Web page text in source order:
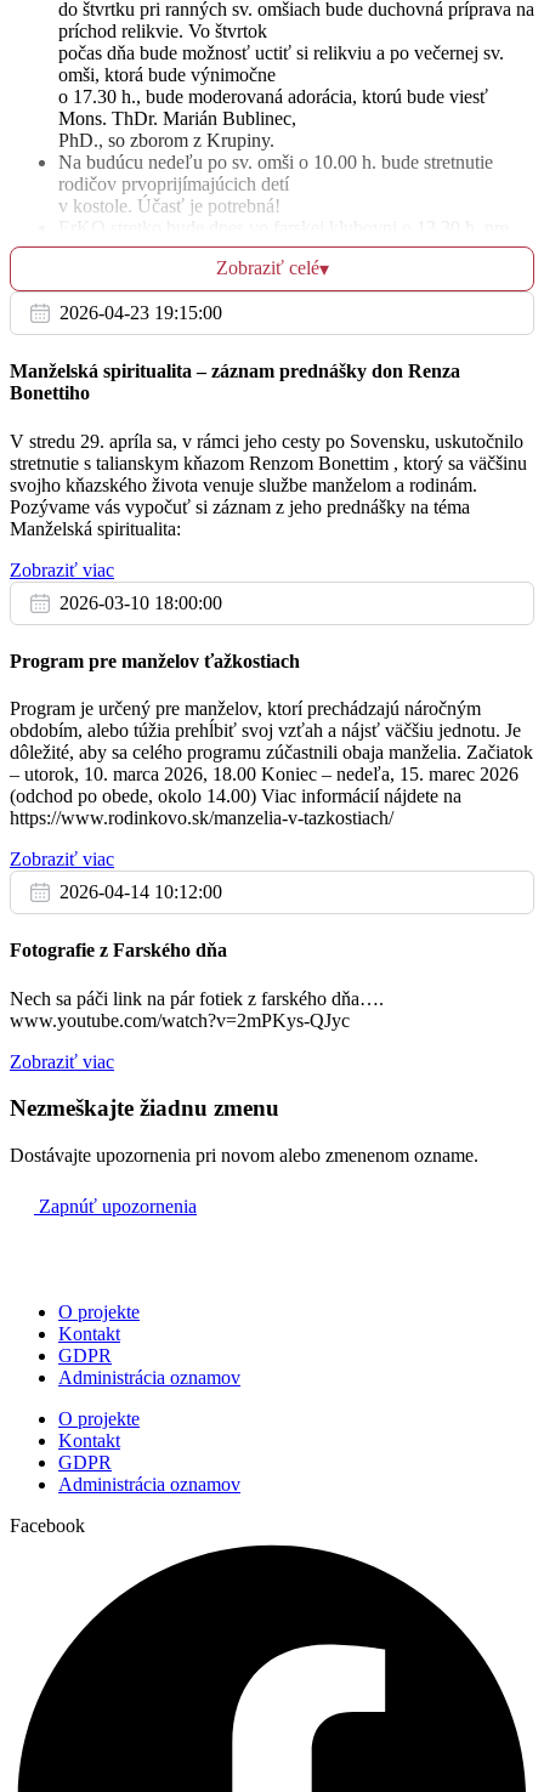
17:00
+ Anna Šuleková
Št
19.1.
08:00
+ rodiny Uhrinova, Luptákova a Ďuricova
17:30
Pi
08:00
+ Anna Babicová
17:00
So
08:00
- na úmysel cel.
- za zdravie, B. pomoc a ochranu pre Helenu
22.1.
08:00
- za farnosť
09:00
Krivec
10:00
do štvrtku pri ranných sv. omšiach bude duchovná príprava na
príchod relikvie. Vo štvrtok
počas dňa bude možnosť uctiť si relikviu a po večernej sv.
omši, ktorá bude výnimočne
o 17.30 h., bude moderovaná adorácia, ktorú bude viesť
Mons. ThDr. Marián Bublinec,
PhD., so zborom z Krupiny.
Na budúcu nedeľu po sv. omši o 10.00 h. bude stretnutie
rodičov prvoprijímajúcich detí
v kostole. Účasť je potrebná!
ErKO stretko bude dnes vo farskej klubovni o 13.30 h. pre
všetky deti.
Oznamy nájdete aj na stránke farnosti:
http://hrinova.fara.sk/sites/default/files/farske_oznamy_16.1.-
Zobraziť celé▾
2026-04-23 19:15:00
Manželská spiritualita – záznam prednášky don Renza
Bonettiho
V stredu 29. apríla sa, v rámci jeho cesty po Sovensku, uskutočnilo
stretnutie s talianskym kňazom Renzom Bonettim , ktorý sa väčšinu
svojho kňazského života venuje službe manželom a rodinám.
Pozývame vás vypočuť si záznam z jeho prednášky na téma
Manželská spiritualita:
Zobraziť viac
2026-03-10 18:00:00
Program pre manželov ťažkostiach
Program je určený pre manželov, ktorí prechádzajú náročným
obdobím, alebo túžia prehĺbiť svoj vzťah a nájsť väčšiu jednotu. Je
dôležité, aby sa celého programu zúčastnili obaja manželia. Začiatok
– utorok, 10. marca 2026, 18.00 Koniec – nedeľa, 15. marec 2026
(odchod po obede, okolo 14.00) Viac informácií nájdete na
https://www.rodinkovo.sk/manzelia-v-tazkostiach/
Zobraziť viac
2026-04-14 10:12:00
Fotografie z Farského dňa
Nech sa páči link na pár fotiek z farského dňa….
www.youtube.com/watch?v=2mPKys-QJyc
Zobraziť viac
Nezmeškajte žiadnu zmenu
Dostávajte upozornenia pri novom alebo zmenenom ozname.
Zapnúť upozornenia
O projekte
Kontakt
GDPR
Administrácia oznamov
O projekte
Kontakt
GDPR
Administrácia oznamov
Facebook